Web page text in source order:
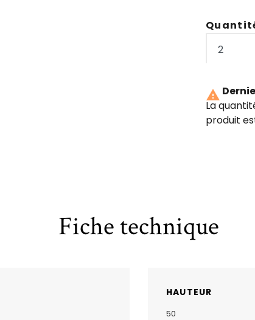

La
produit
Fiche technique
HAUTEUR
50